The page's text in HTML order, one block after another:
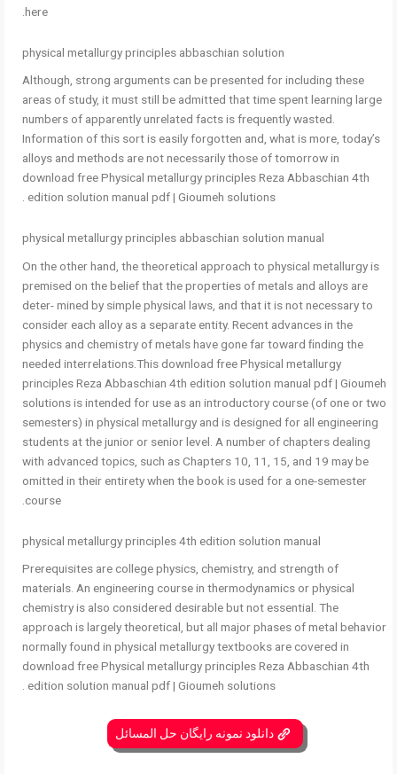
here.
physical metallurgy principles abbaschian solution
Although, strong arguments can be presented for including these
areas of study, it must still be admitted that time spent learning large
numbers of apparently unrelated facts is frequently wasted.
Information of this sort is easily forgotten and, what is more, today’s
alloys and methods are not necessarily those of tomorrow in
download free Physical metallurgy principles Reza Abbaschian 4th
edition solution manual pdf | Gioumeh solutions .
physical metallurgy principles abbaschian solution manual
On the other hand, the theoretical approach to physical metallurgy is
premised on the belief that the properties of metals and alloys are
deter- mined by simple physical laws, and that it is not necessary to
consider each alloy as a separate entity. Recent advances in the
physics and chemistry of metals have gone far toward ﬁnding the
needed interrelations.This download free Physical metallurgy
principles Reza Abbaschian 4th edition solution manual pdf | Gioumeh
solutions is intended for use as an introductory course (of one or two
semesters) in physical metallurgy and is designed for all engineering
students at the junior or senior level. A number of chapters dealing
with advanced topics, such as Chapters 10, 11, 15, and 19 may be
omitted in their entirety when the book is used for a one-semester
course.
physical metallurgy principles 4th edition solution manual
Prerequisites are college physics, chemistry, and strength of
materials. An engineering course in thermodynamics or physical
chemistry is also considered desirable but not essential. The
approach is largely theoretical, but all major phases of metal behavior
normally found in physical metallurgy textbooks are covered in
download free Physical metallurgy principles Reza Abbaschian 4th
edition solution manual pdf | Gioumeh solutions .
دانلود نمونه رایگان حل المسائل